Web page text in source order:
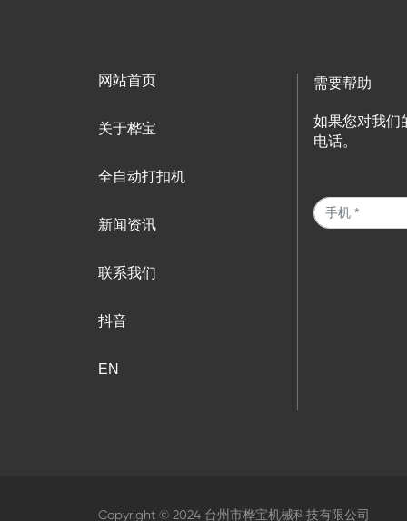
网站首页
关于桦宝
全自动打扣机
新闻资讯
联系我们
抖音
EN
需要帮助
如果您对我们
电话。
Copyright © 2024 台州市桦宝机械科技有限公司